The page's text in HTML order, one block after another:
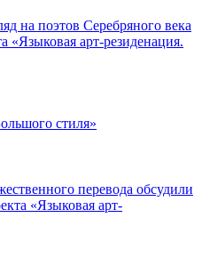
на поэтов Серебряного века
«Языковая арт-резиденация.
стиля»
перевода обсудили
«Языковая арт-